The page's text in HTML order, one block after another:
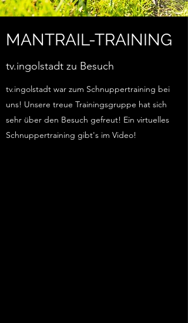
MANTRAIL-TRAINING
tv.ingolstadt zu Besuch
tv.ingolstadt war zum Schnuppertraining bei
uns! Unsere treue Trainingsgruppe hat sich
sehr über den Besuch gefreut! Ein virtuelles
Schnuppertraining gibt's im Video!